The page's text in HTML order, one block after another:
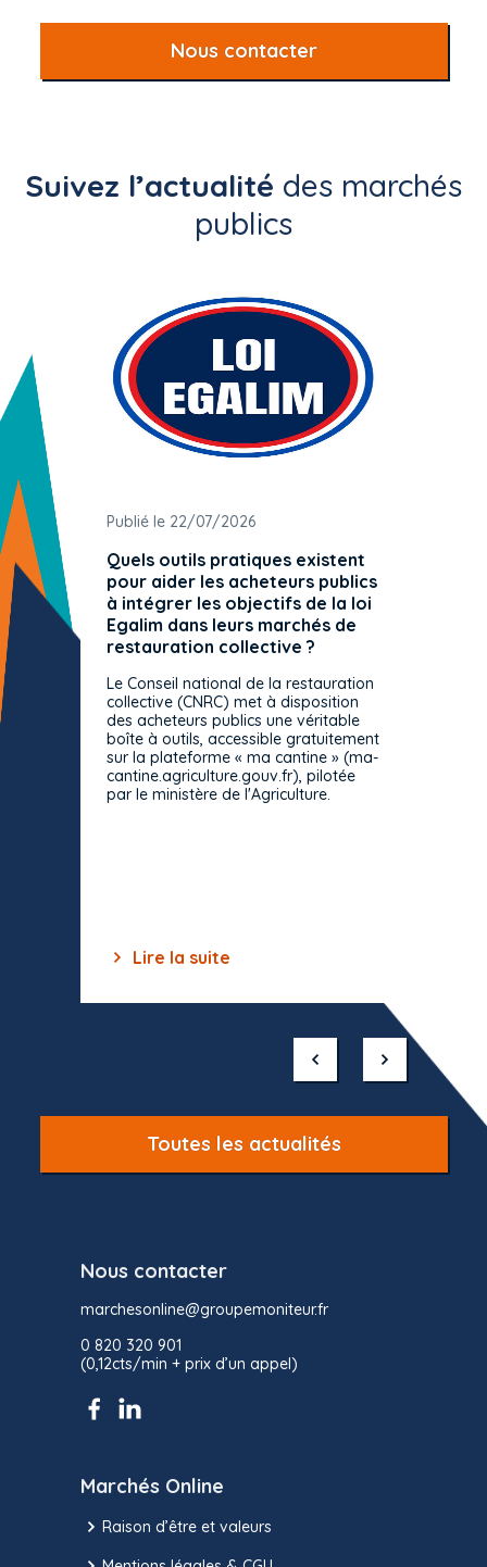
Nous contacter
Suivez l’actualité des marchés
publics
Publié le 22/07/2026
Quels outils pratiques existent
pour aider les acheteurs publics
à intégrer les objectifs de la loi
Egalim dans leurs marchés de
restauration collective ?
Le Conseil national de la restauration
collective (CNRC) met à disposition
des acheteurs publics une véritable
boîte à outils, accessible gratuitement
sur la plateforme « ma cantine » (ma-
cantine.agriculture.gouv.fr), pilotée
par le ministère de l'Agriculture.
Lire la suite
Toutes les actualités
Nous contacter
marchesonline@groupemoniteur.fr
0 820 320 901
(0,12cts/min + prix d’un appel)
Marchés Online
Raison d’être et valeurs